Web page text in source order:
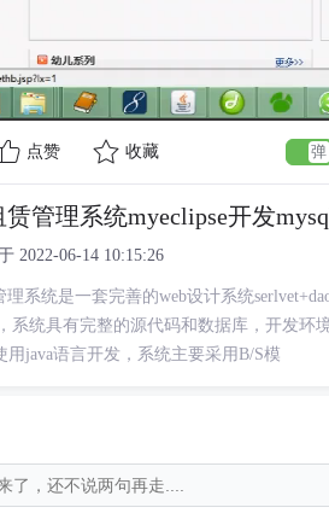
点赞 收藏
赁管理系统myeclipse开发
2022-06-14 10:15:26
理系统是一套完善的web设计系统
系统具有完整的源代码和数据库，开发环
用java语言开发，系统主要采用B/S模